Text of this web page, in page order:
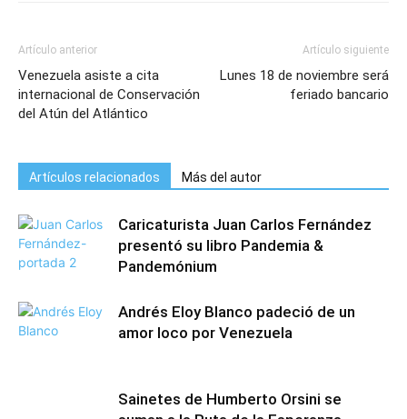
Artículo anterior
Venezuela asiste a cita
internacional de Conservación
del Atún del Atlántico
Artículo siguiente
Lunes 18 de noviembre será
feriado bancario
Artículos relacionados Más del autor
Caricaturista Juan Carlos Fernández
presentó su libro Pandemia &
Pandemónium
Andrés Eloy Blanco padeció de un
amor loco por Venezuela
Sainetes de Humberto Orsini se